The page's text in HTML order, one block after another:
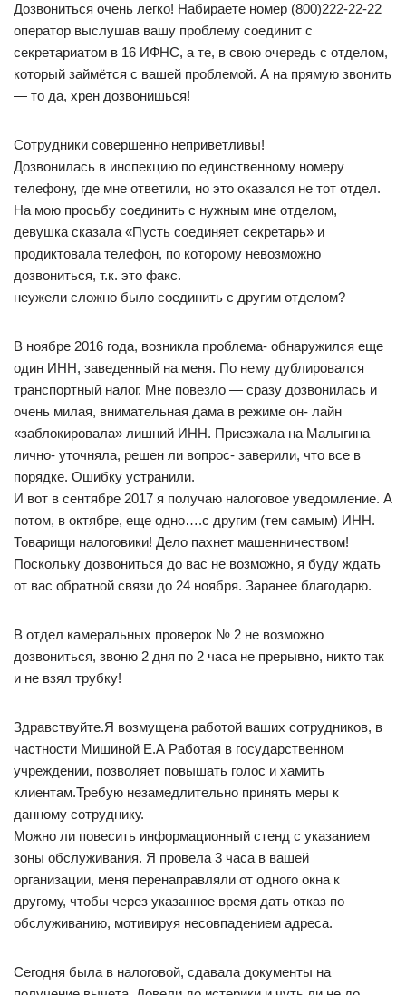
Дозвониться очень легко! Набираете номер (800)222-22-22
оператор выслушав вашу проблему соединит с
секретариатом в 16 ИФНС, а те, в свою очередь с отделом,
который займётся с вашей проблемой. А на прямую звонить
— то да, хрен дозвонишься!
Сотрудники совершенно неприветливы!
Дозвонилась в инспекцию по единственному номеру
телефону, где мне ответили, но это оказался не тот отдел.
На мою просьбу соединить с нужным мне отделом,
девушка сказала «Пусть соединяет секретарь» и
продиктовала телефон, по которому невозможно
дозвониться, т.к. это факс.
неужели сложно было соединить с другим отделом?
В ноябре 2016 года, возникла проблема- обнаружился еще
один ИНН, заведенный на меня. По нему дублировался
транспортный налог. Мне повезло — сразу дозвонилась и
очень милая, внимательная дама в режиме он- лайн
«заблокировала» лишний ИНН. Приезжала на Малыгина
лично- уточняла, решен ли вопрос- заверили, что все в
порядке. Ошибку устранили.
И вот в сентябре 2017 я получаю налоговое уведомление. А
потом, в октябре, еще одно….с другим (тем самым) ИНН.
Товарищи налоговики! Дело пахнет машенничеством!
Поскольку дозвониться до вас не возможно, я буду ждать
от вас обратной связи до 24 ноября. Заранее благодарю.
В отдел камеральных проверок № 2 не возможно
дозвониться, звоню 2 дня по 2 часа не прерывно, никто так
и не взял трубку!
Здравствуйте.Я возмущена работой ваших сотрудников, в
частности Мишиной Е.А Работая в государственном
учреждении, позволяет повышать голос и хамить
клиентам.Требую незамедлительно принять меры к
данному сотруднику.
Можно ли повесить информационный стенд с указанием
зоны обслуживания. Я провела 3 часа в вашей
организации, меня перенаправляли от одного окна к
другому, чтобы через указанное время дать отказ по
обслуживанию, мотивируя несовпадением адреса.
Сегодня была в налоговой, сдавала документы на